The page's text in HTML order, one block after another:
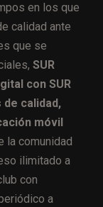
en los que
calidad ante
que se
SUR
con SUR
calidad,
móvil
la comunidad
ilimitado a
con
a